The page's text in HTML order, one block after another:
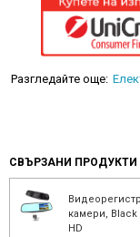
Разгледайте още:
СВЪРЗАНИ ПРОДУКТИ
камери, Black
HD